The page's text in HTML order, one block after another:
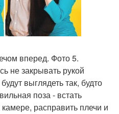
вперед. Фото 5.
не закрывать рукой
выглядеть так, будто
поза - встать
расправить плечи и